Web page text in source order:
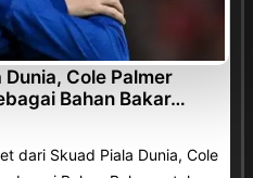
Cole Palmer
Bahan Bakar…
dari Skuad Piala Dunia, Cole